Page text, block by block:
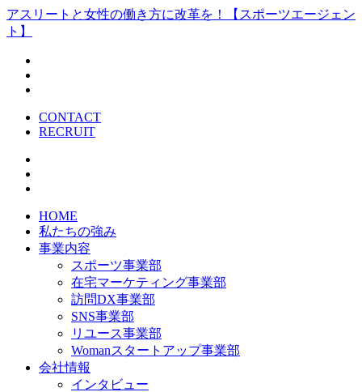
アスリートと女性の働き方に改革を！【スポーツエージェン
ト】
CONTACT
RECRUIT
HOME
私たちの強み
事業内容
スポーツ事業部
在宅マーケティング事業部
訪問DX事業部
SNS事業部
リユース事業部
Womanスタートアップ事業部
会社情報
インタビュー